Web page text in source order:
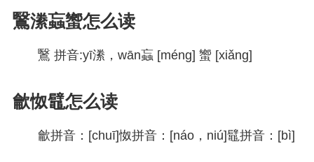
鷖潫蝱蠁怎么读
鷖 拼音:yī潫，wān蝱 [méng] 蠁 [xiǎng]
龡怓鼊怎么读
龡拼音：[chuī]怓拼音：[náo，niú]鼊拼音：[bì]